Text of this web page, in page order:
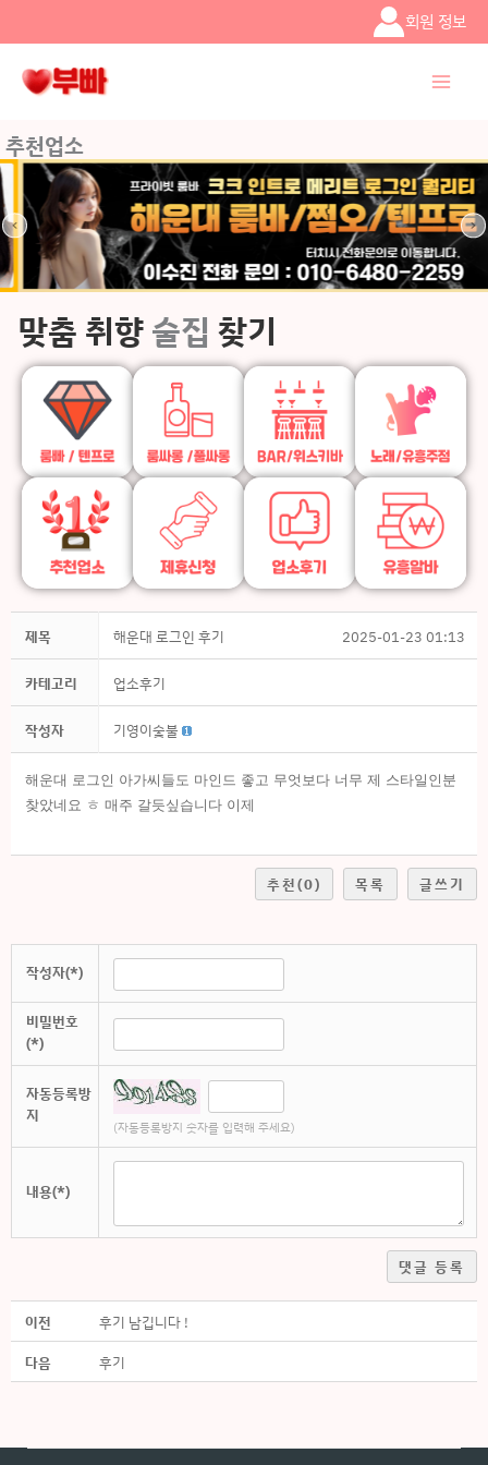
건너뛰기
회원 정보
추천업소
맞춤 취향 술집 찾기
제목 해운대 로그인 후기 2025-01-23 01:13
카테고리 업소후기
작성자 기영이숯불
해운대 로그인 아가씨들도 마인드 좋고 무엇보다 너무 제 스타일인분
찾았네요 ㅎ 매주 갈듯싶습니다 이제
추천(0) 목록 글쓰기
작성자(*)
비밀번호
(*)
자동등록방
지
(자동등록방지 숫자를 입력해 주세요)
내용(*)
댓글 등록
이전 후기 남깁니다 !
다음 후기